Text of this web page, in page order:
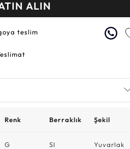
SATIN ALIN
teslim
Renk Berraklık Şekil
G SI Yuvarlak